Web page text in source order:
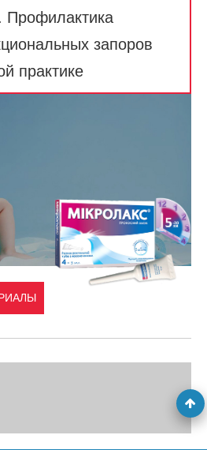
Профилактика
запоров
практике